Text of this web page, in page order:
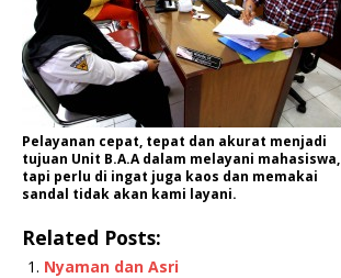
Pelayanan cepat, tepat dan akurat menjadi
tujuan Unit B.A.A dalam melayani mahasiswa,
tapi perlu di ingat juga kaos dan memakai
sandal tidak akan kami layani.
Related Posts:
Nyaman dan Asri